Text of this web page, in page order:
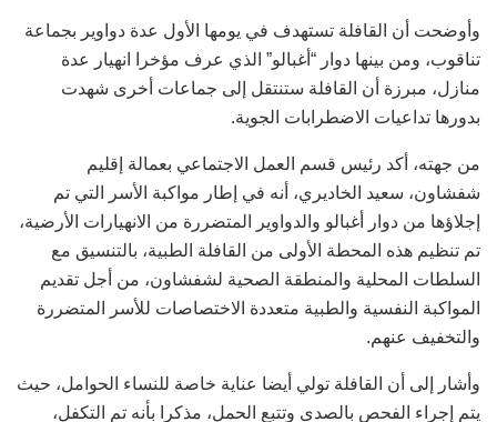
وأوضحت أن القافلة تستهدف في يومها الأول عدة دواوير بجماعة
تناقوب، ومن بينها دوار “أغبالو” الذي عرف مؤخرا انهيار عدة
منازل، مبرزة أن القافلة ستنتقل إلى جماعات أخرى شهدت
بدورها تداعيات الاضطرابات الجوية.
من جهته، أكد رئيس قسم العمل الاجتماعي بعمالة إقليم
شفشاون، سعيد الخاديري، أنه في إطار مواكبة الأسر التي تم
إجلاؤها من دوار أغبالو والدواوير المتضررة من الانهيارات الأرضية،
تم تنظيم هذه المحطة الأولى من القافلة الطبية، بالتنسيق مع
السلطات المحلية والمنطقة الصحية لشفشاون، من أجل تقديم
المواكبة النفسية والطبية متعددة الاختصاصات للأسر المتضررة
والتخفيف عنهم.
وأشار إلى أن القافلة تولي أيضا عناية خاصة للنساء الحوامل، حيث
يتم إجراء الفحص بالصدى وتتبع الحمل، مذكرا بأنه تم التكفل،